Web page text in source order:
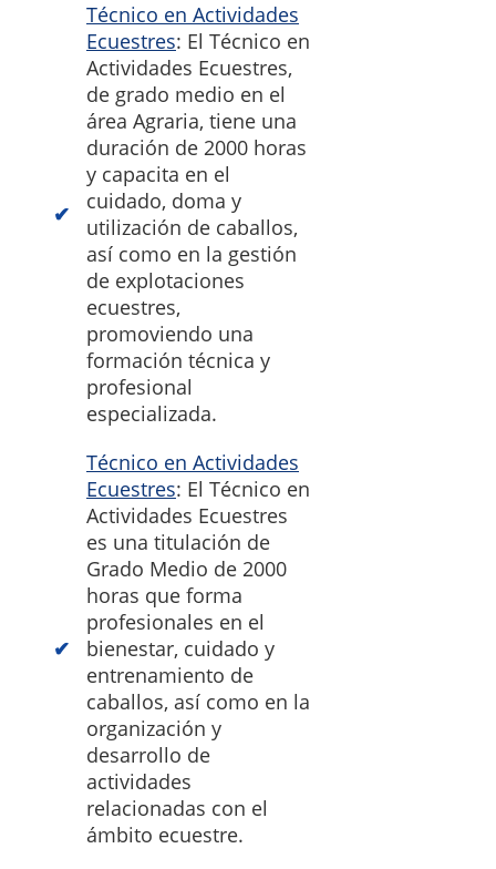
Técnico en Actividades
Ecuestres: El Técnico en
Actividades Ecuestres,
de grado medio en el
área Agraria, tiene una
duración de 2000 horas
y capacita en el
cuidado, doma y
utilización de caballos,
así como en la gestión
de explotaciones
ecuestres,
promoviendo una
formación técnica y
profesional
especializada.
Técnico en Actividades
Ecuestres: El Técnico en
Actividades Ecuestres
es una titulación de
Grado Medio de 2000
horas que forma
profesionales en el
bienestar, cuidado y
entrenamiento de
caballos, así como en la
organización y
desarrollo de
actividades
relacionadas con el
ámbito ecuestre.